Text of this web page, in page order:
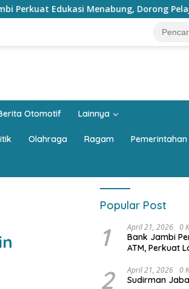
Dorong Pelajar Disiplin Finansial
Otomotif Lainnya
Olahraga Ragam Pemerintahan
Popular Post
1 April 21, 2026 0
Bank Jambi
ATM, Perkuat
2 April 21, 2026 0
Sudirman